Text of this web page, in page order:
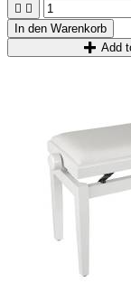
 
In den Warenkorb
Add